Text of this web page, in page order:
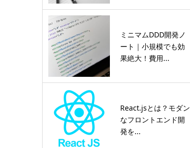
ミニマムDDD開発ノ
ート｜小規模でも効
果絶大！費用...
React.jsとは？モダン
なフロントエンド開
発を...